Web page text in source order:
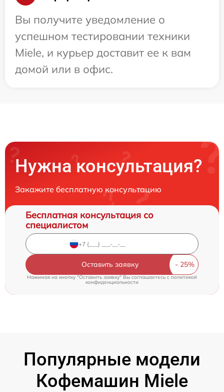
Вы получите уведомление о
успешном тестировании техники
Miele, и курьер доставит ее к вам
домой или в офис.
Нужна консультация?
Закажите бесплатную консультацию
Бесплатная консультация со
специалистом
Оставить заявку
Нажимая на кнопку "Оставить заявку" Вы соглашаетесь cполитикой
конфиденциальности
Популярные модели
Кофемашин Miele